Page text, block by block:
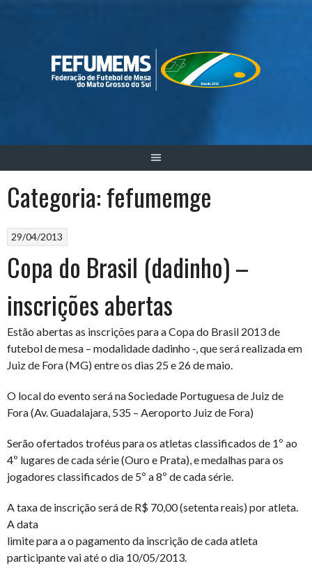
Categoria:fefumemge
29/04/2013
Copa do Brasil (dadinho) –
inscrições abertas
Estão abertas as inscrições para a Copa do Brasil 2013 de
futebol de mesa – modalidade dadinho -, que será realizada em
Juiz de Fora (MG) entre os dias 25 e 26 de maio.
O local do evento será na Sociedade Portuguesa de Juiz de
Fora (Av. Guadalajara, 535 – Aeroporto Juiz de Fora)
Serão ofertados troféus para os atletas classificados de 1º ao
4º lugares de cada série (Ouro e Prata), e medalhas para os
jogadores classificados de 5º a 8º de cada série.
A taxa de inscrição será de R$ 70,00 (setenta reais) por atleta.
A data
limite para a o pagamento da inscrição de cada atleta
participante vai até o dia 10/05/2013.